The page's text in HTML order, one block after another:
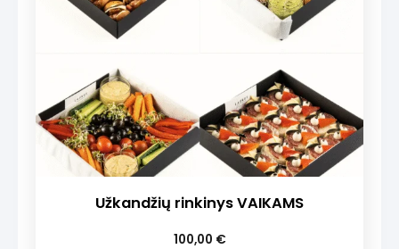
Užkandžių rinkinys VAIKAMS
100,00 €